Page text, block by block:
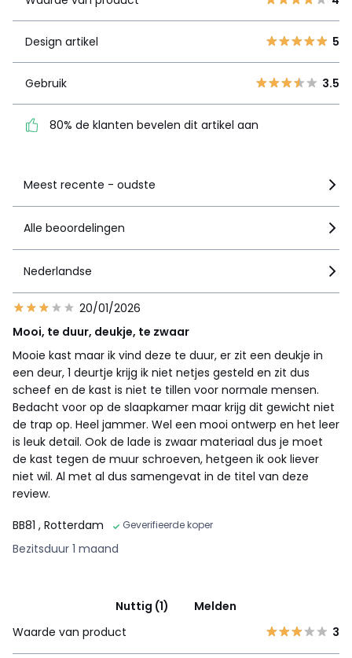
1
2 2
80% de klanten bevelen
dit artikel aan
Design artikel 5
Gebruik 3.5
80% de klanten bevelen dit artikel aan
Meest recente - oudste
Alle beoordelingen
Nederlandse
20/01/2026
Mooi, te duur, deukje, te zwaar
Mooie kast maar ik vind deze te duur, er zit een deukje in
een deur, 1 deurtje krijg ik niet netjes gesteld en zit dus
scheef en de kast is niet te tillen voor normale mensen.
Bedacht voor op de slaapkamer maar krijg dit gewicht niet
de trap op. Heel jammer. Wel een mooi ontwerp en het leer
is leuk detail. Ook de lade is zwaar materiaal dus je moet
de kast tegen de muur schroeven, hetgeen ik ook liever
niet wil. Al met al dus samengevat in de titel van deze
review.
BB81 , Rotterdam Geverifieerde koper
Bezitsduur 1 maand
Nuttig (1)
Melden
Waarde van product
3